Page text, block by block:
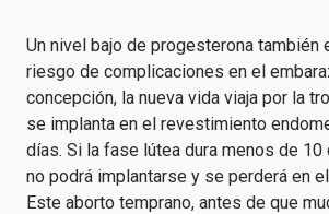
Un nivel bajo de progesterona también
riesgo de complicaciones en el
concepción, la nueva vida viaja por la
se implanta en el revestimiento
días. Si la fase lútea dura menos de 10
no podrá implantarse y se perderá en
Este aborto temprano, antes de que